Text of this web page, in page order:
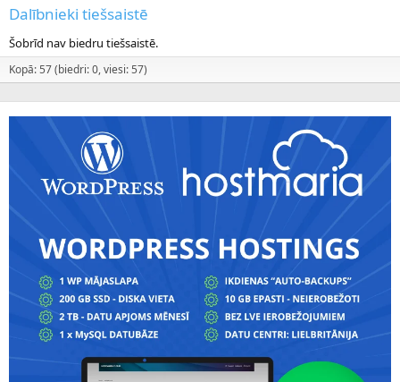
Dalībnieki tiešsaistē
Šobrīd nav biedru tiešsaistē.
Kopā: 57 (biedri: 0, viesi: 57)